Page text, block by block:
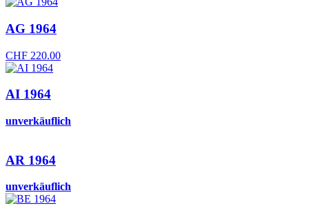
AG 1964
CHF 220.00
AI 1964
unverkäuflich
AR 1964
unverkäuflich